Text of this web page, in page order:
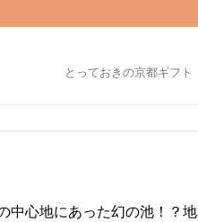
とっておきの京都ギフト
中心地にあった幻の池！？